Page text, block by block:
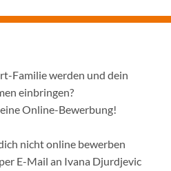
Familie werden und dein
einbringen?
Online-Bewerbung!
nicht online bewerben
E-Mail an Ivana Djurdjevic